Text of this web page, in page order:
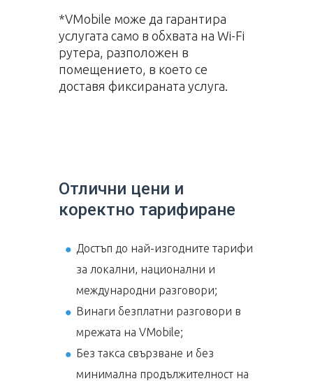
*VMobile може да гарантира
услугата само в обхвата на Wi-Fi
рутера, разположен в
помещението, в което се
доставя фиксираната услуга.
Отлични цени и
коректно тарифиране
Достъп до най-изгодните тарифи
за локални, национални и
международни разговори;
Винаги безплатни разговори в
мрежата на VMobile;
Без такса свързване и без
минимална продължителност на